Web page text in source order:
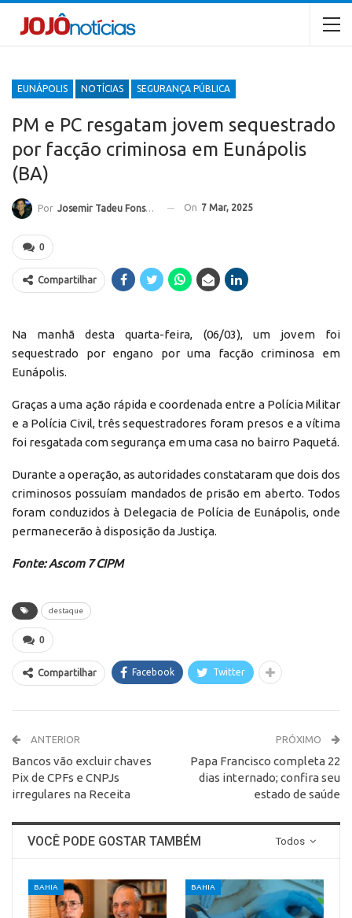
EUNÁPOLIS NOTÍCIAS SEGURANÇA PÚBLICA
PM e PC resgatam jovem sequestrado
por facção criminosa em Eunápolis
(BA)
Por Josemir Tadeu Fonseca On 7 Mar, 2025
0
Compartilhar
Na manhã desta quarta-feira, (06/03), um jovem foi
sequestrado por engano por uma facção criminosa em
Eunápolis.
Graças a uma ação rápida e coordenada entre a Polícia Militar
e a Polícia Civil, três sequestradores foram presos e a vítima
foi resgatada com segurança em uma casa no bairro Paquetá.
Durante a operação, as autoridades constataram que dois dos
criminosos possuíam mandados de prisão em aberto. Todos
foram conduzidos à Delegacia de Polícia de Eunápolis, onde
permanecerão à disposição da Justiça.
Fonte: Ascom 7 CIPM
destaque
0
Compartilhar Facebook Twitter
ANTERIOR
Bancos vão excluir chaves
Pix de CPFs e CNPJs
irregulares na Receita
PRÓXIMO
Papa Francisco completa 22
dias internado; confira seu
estado de saúde
Todos
VOCÊ PODE GOSTAR TAMBÉM
BAHIA BAHIA